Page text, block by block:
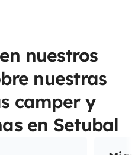
nuestros
nuestras
camper y
en Setubal